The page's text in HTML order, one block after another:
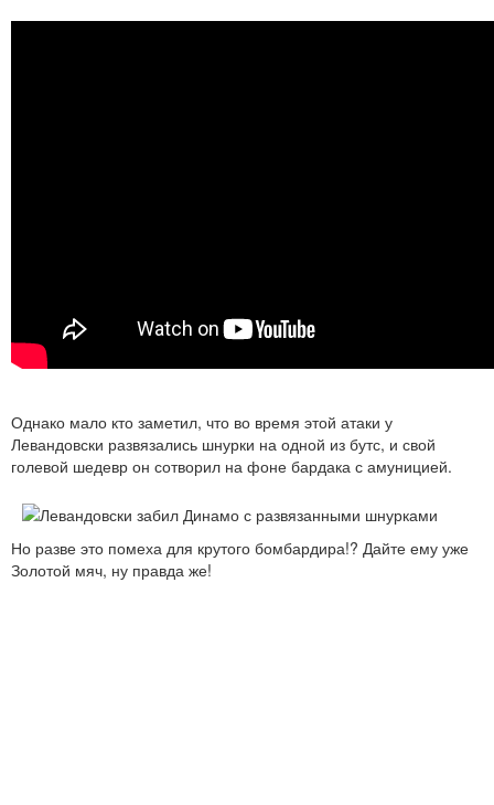
Однако мало кто заметил, что во время этой атаки у
Левандовски развязались шнурки на одной из бутс, и свой
голевой шедевр он сотворил на фоне бардака с амуницией.
Но разве это помеха для крутого бомбардира!? Дайте ему уже
Золотой мяч, ну правда же!